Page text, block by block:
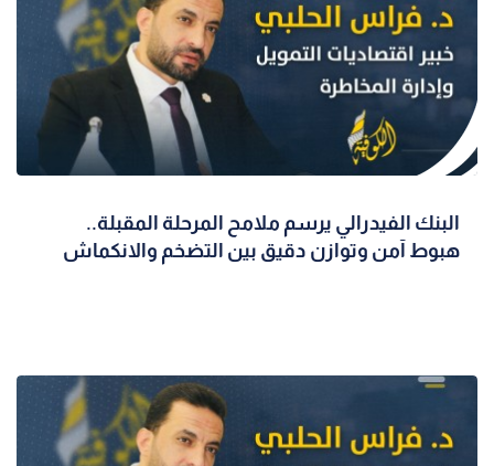
البنك الفيدرالي يرسم ملامح المرحلة المقبلة..
هبوط آمن وتوازن دقيق بين التضخم والانكماش